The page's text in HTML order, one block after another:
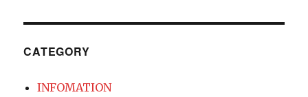
CATEGORY
INFOMATION